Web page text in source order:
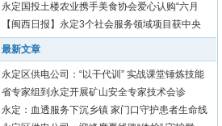
永定国投土楼农业携手美食协会爱心认购“六月
红”芋1500斤
【闽西日报】永定3个社会服务领域项目获中央
资金补助
最新文章
永定区供电公司：“以干代训” 实战课堂锤炼技能
硬功
省专家组到永定开展矿山安全专家技术会诊
永定：血透服务下沉乡镇 家门口守护患者生命线